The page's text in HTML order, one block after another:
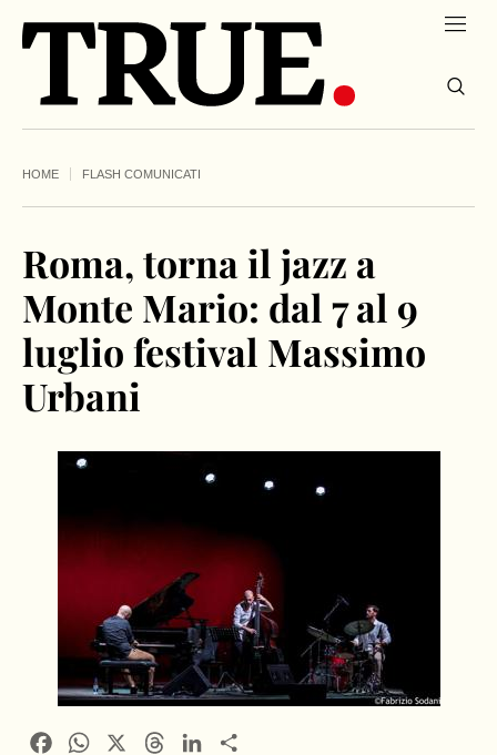
HOME FLASH COMUNICATI
Roma, torna il jazz a
Monte Mario: dal 7 al 9
luglio festival Massimo
Urbani
FacebookWhatsApp ThreadsLinkedIn